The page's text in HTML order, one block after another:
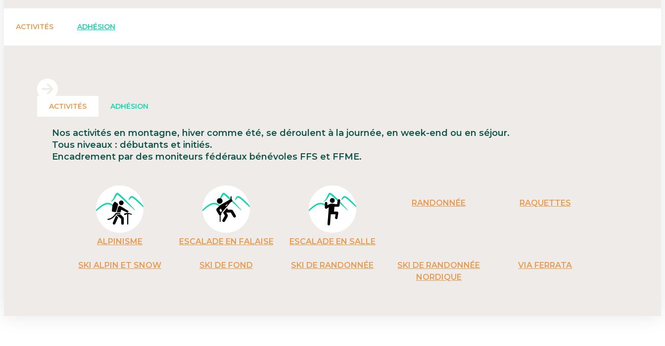
ACTIVITÉS ADHÉSION
ACTIVITÉS ADHÉSION
Nos activités en montagne, hiver comme été, se déroulent à la journée, en week-end ou en séjour.
Tous niveaux : débutants et initiés.
Encadrement par des moniteurs fédéraux bénévoles FFS et FFME.
ALPINISME ESCALADE EN FALAISE ESCALADE EN SALLE
RANDONNÉE RAQUETTES
SKI ALPIN ET SNOW SKI DE FOND SKI DE RANDONNÉE
SKI DE RANDONNÉE
NORDIQUE
VIA FERRATA